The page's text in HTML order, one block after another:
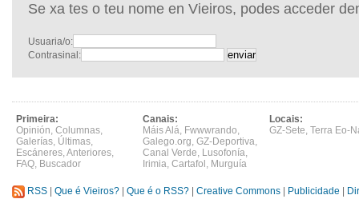
Se xa tes o teu nome en Vieiros, podes acceder
Usuaria/o:
Contrasinal:
Primeira:
Opinión, Columnas,
Galerías, Últimas,
Escáneres,Anteriores,
FAQ, Buscador
Canais:
Máis Alá, Fwwwrando,
Galego.org, GZ-Deportiva,
Canal Verde, Lusofonía,
Irimia, Cartafol , Murguía
Locais:
GZ-Sete, Terra Eo-
RSS Que é Vieiros? Que é o RSS? Creative Commons Publicidade